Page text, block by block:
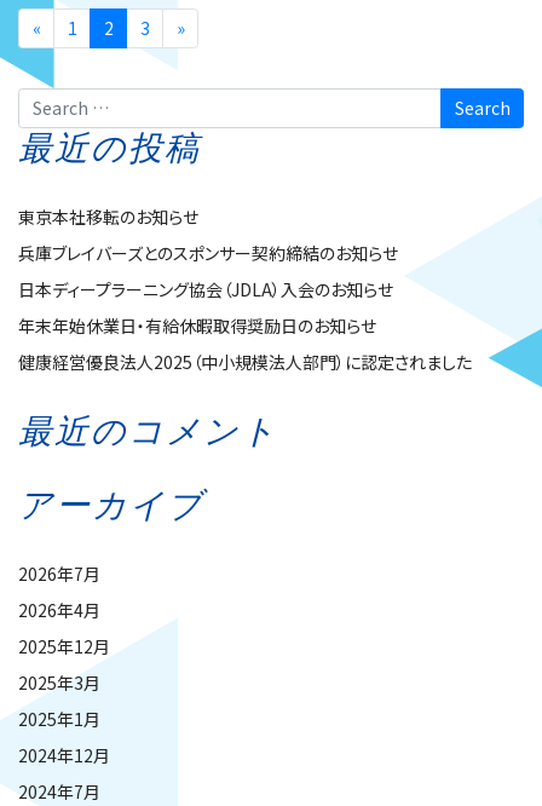
« 1 2 3 »
Search
最近の投稿
東京本社移転のお知らせ
兵庫ブレイバーズとのスポンサー契約締結のお知らせ
日本ディープラーニング協会（JDLA）入会のお知らせ
年末年始休業日・有給休暇取得奨励日のお知らせ
健康経営優良法人2025（中小規模法人部門）に認定されました
最近のコメント
アーカイブ
2026年7月
2026年4月
2025年12月
2025年3月
2025年1月
2024年12月
2024年7月